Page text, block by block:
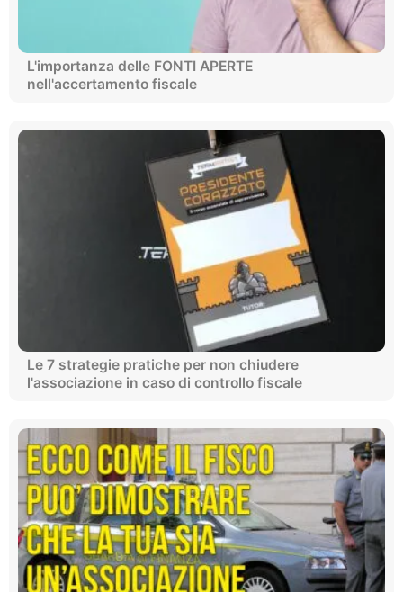
L'importanza delle FONTI APERTE
nell'accertamento fiscale
Le 7 strategie pratiche per non chiudere
l'associazione in caso di controllo fiscale